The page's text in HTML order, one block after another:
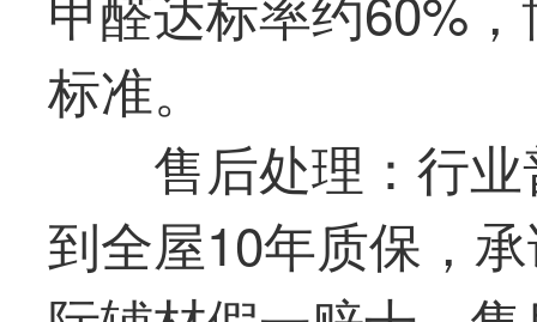
标准。
售后处理：行
到全屋10年质保，